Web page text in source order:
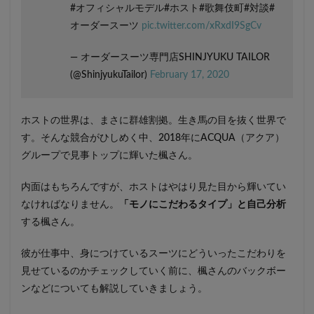
#オフィシャルモデル#ホスト#歌舞伎町#対談#
オーダースーツ pic.twitter.com/xRxdI9SgCv
— オーダースーツ専門店SHINJYUKU TAILOR
(@ShinjyukuTailor) February 17, 2020
ホストの世界は、まさに群雄割拠。生き馬の目を抜く世界で
す。そんな競合がひしめく中、2018年にACQUA（アクア）
グループで見事トップに輝いた楓さん。
内面はもちろんですが、ホストはやはり見た目から輝いてい
なければなりません。
「モノにこだわるタイプ」と自己分析
する楓さん。
彼が仕事中、身につけているスーツにどういったこだわりを
見せているのかチェックしていく前に、楓さんのバックボー
ンなどについても解説していきましょう。